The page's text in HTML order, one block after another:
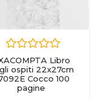
Libro
ospiti 22x27cm
Cocco 100
pagine